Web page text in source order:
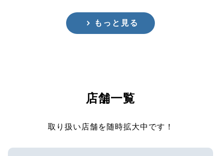
もっと見る
店舗一覧
取り扱い店舗を随時拡大中です！